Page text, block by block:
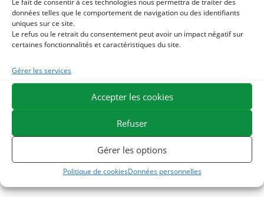
Le fait de consentir à ces technologies nous permettra de traiter des
données telles que le comportement de navigation ou des identifiants
uniques sur ce site.
Le refus ou le retrait du consentement peut avoir un impact négatif sur
certaines fonctionnalités et caractéristiques du site.
Gérer les services
Accepter les cookies
Refuser
Gérer les options
Politique de cookiesDonnées personnelles
pour ses propriétés hépato-protectrices.
Detoxmixsoutient le bon fonctionnement du foie et des
reins. Il est recommandé chez le cheval convalescent, le
également à renforcer la flore intestinale.
La formule a été élaborée sous contrôle vétérinaire.
ESC Laboratoire est une société pionnière en phytothérapie
équine. Nous sommes spécialisés dans la sélection et l’utilisation
de principes actifs végétaux appliqués aux soins de confort
équins et proposons la gamme de produits naturels pour